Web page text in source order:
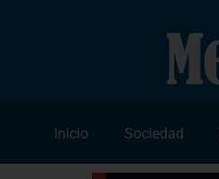
Inicio Sociedad